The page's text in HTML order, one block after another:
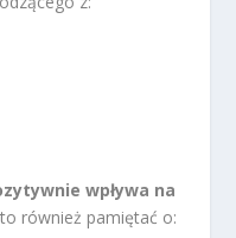
wpływa na
również pamiętać o: